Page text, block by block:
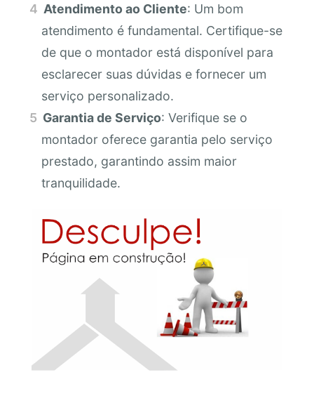
Atendimento ao Cliente: Um bom
atendimento é fundamental. Certifique-se
de que o montador está disponível para
esclarecer suas dúvidas e fornecer um
serviço personalizado.
Garantia de Serviço: Verifique se o
montador oferece garantia pelo serviço
prestado, garantindo assim maior
tranquilidade.